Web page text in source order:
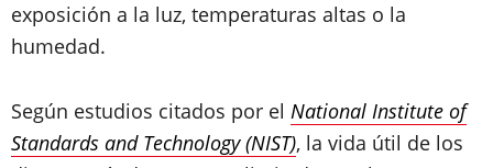
exposición a la luz, temperaturas altas o la
humedad.
Según estudios citados por el National Institute of
Standards and Technology (NIST), la vida útil de los